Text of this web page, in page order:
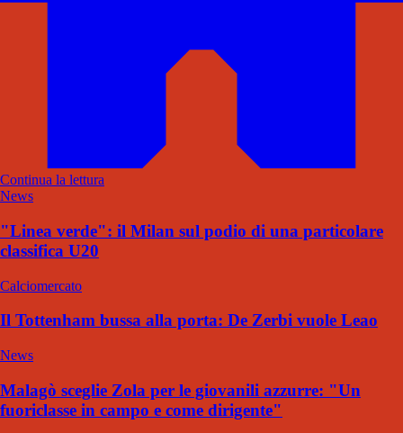
Continua la lettura
News
"Linea verde": il Milan sul podio di una particolare
classifica U20
Calciomercato
Il Tottenham bussa alla porta: De Zerbi vuole Leao
News
Malagò sceglie Zola per le giovanili azzurre: "Un
fuoriclasse in campo e come dirigente"